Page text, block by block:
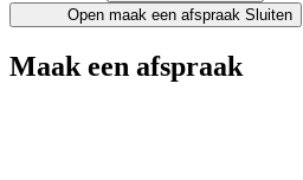
Open maak een afspraak Sluiten
Maak een afspraak